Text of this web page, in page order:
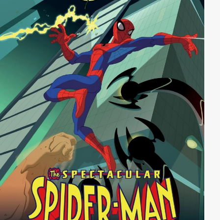
Teamplayer sind, kommt einem Panzerschädel wie
Iron Man nicht in den Sinn. Wird es Iron Man mit der
Hilfe von Freunden wie Captain America, Miss Marvel
und jeder Menge anderer Superhelden gelingen, die
Super Hero Squad zum Sieg zu führen?